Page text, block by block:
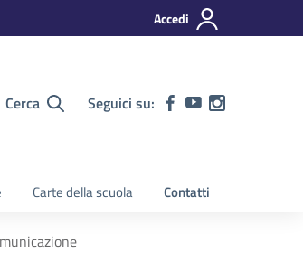
Accedi
Cerca Seguici su:
Carte della scuola Contatti